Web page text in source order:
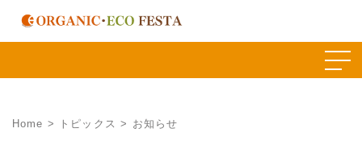
Skip
Home > トピックス > お知らせ